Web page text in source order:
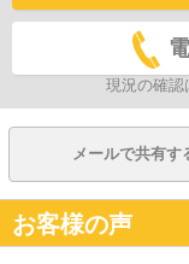
現況の確認
メールで共有す
お客様の声